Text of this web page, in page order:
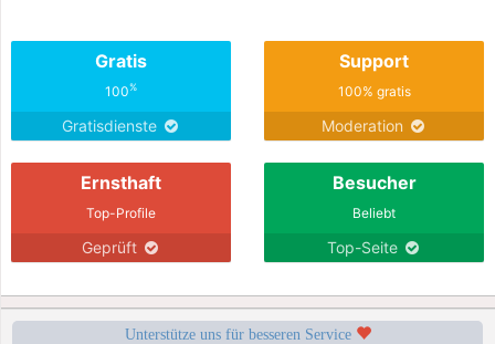
Gratis
100%
Gratisdienste
Support
100% gratis
Moderation
Ernsthaft
Top-Profile
Geprüft
Besucher
Beliebt
Top-Seite
Unterstütze uns für besseren Service